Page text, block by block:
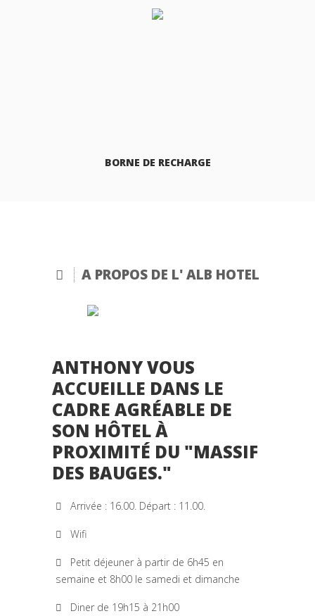
BORNE DE RECHARGE
A PROPOS DE L' ALB HOTEL
ANTHONY VOUS
ACCUEILLE DANS LE
CADRE AGRÉABLE DE
SON HÔTEL À
PROXIMITÉ DU "MASSIF
DES BAUGES."
Arrivée : 16.00. Départ : 11.00.
Wifi
Petit déjeuner à partir de 6h45 en
semaine et 8h00 le samedi et dimanche
Diner de 19h15 à 21h00